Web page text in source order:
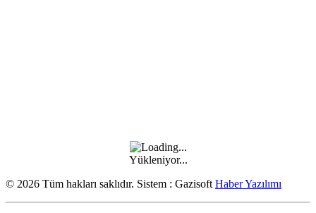
Yükleniyor...
© 2026 Tüm hakları saklıdır. Sistem : Gazisoft Haber Yazılımı